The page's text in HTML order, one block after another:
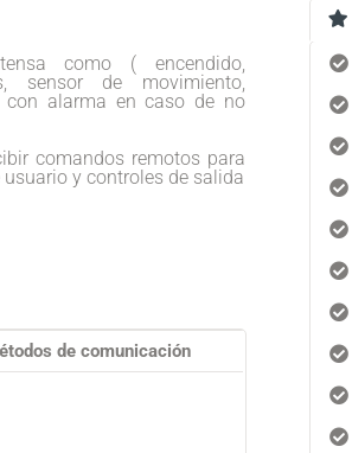
como ( encendido,
sensor de movimiento,
con alarma en caso de no
comandos remotos para
y controles de salida
de comunicación